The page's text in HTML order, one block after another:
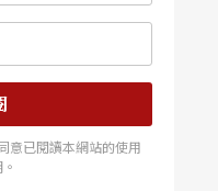
意已閱讀本網站的使用